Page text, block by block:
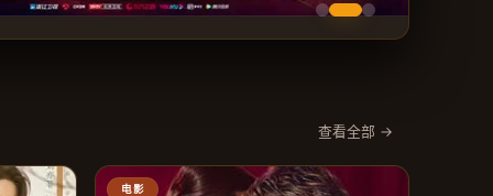
查看全部 →
电影